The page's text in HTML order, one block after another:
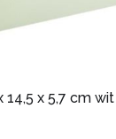
x 5,7 cm